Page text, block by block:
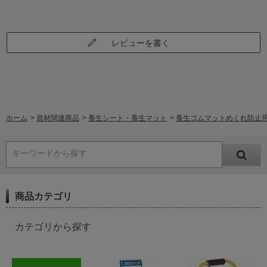
レビューを書く
ホーム > 資材関連商品 > 養生シート・養生マット > 養生ゴムマットめくれ防止
キーワードから探す
商品カテゴリ
カテゴリから探す